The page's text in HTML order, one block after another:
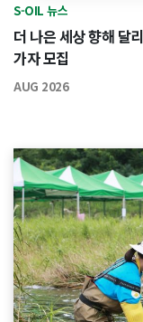
S-OIL 뉴스
더 나은 세상 향해 달
가자 모집
AUG 2026